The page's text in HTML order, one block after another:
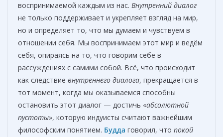
воспринимаемой каждым из нас. Внутренний диалог
не только поддерживает и укрепляет взгляд на мир,
но и определяет то, что мы думаем и чувствуем в
отношении себя. Мы воспринимаем этот мир и ведём
себя, опираясь на то, что говорим себе в
рассуждениях с самими собой. Всё, что происходит
как следствие внутреннего диалога, прекращается в
тот момент, когда мы оказываемся способны
остановить этот диалог — достичь «абсолютной
пустоты», которую индуисты считают важнейшим
философским понятием. Будда говорил, что покой